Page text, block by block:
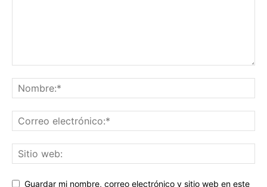
Guardar mi nombre, correo electrónico y sitio web en este